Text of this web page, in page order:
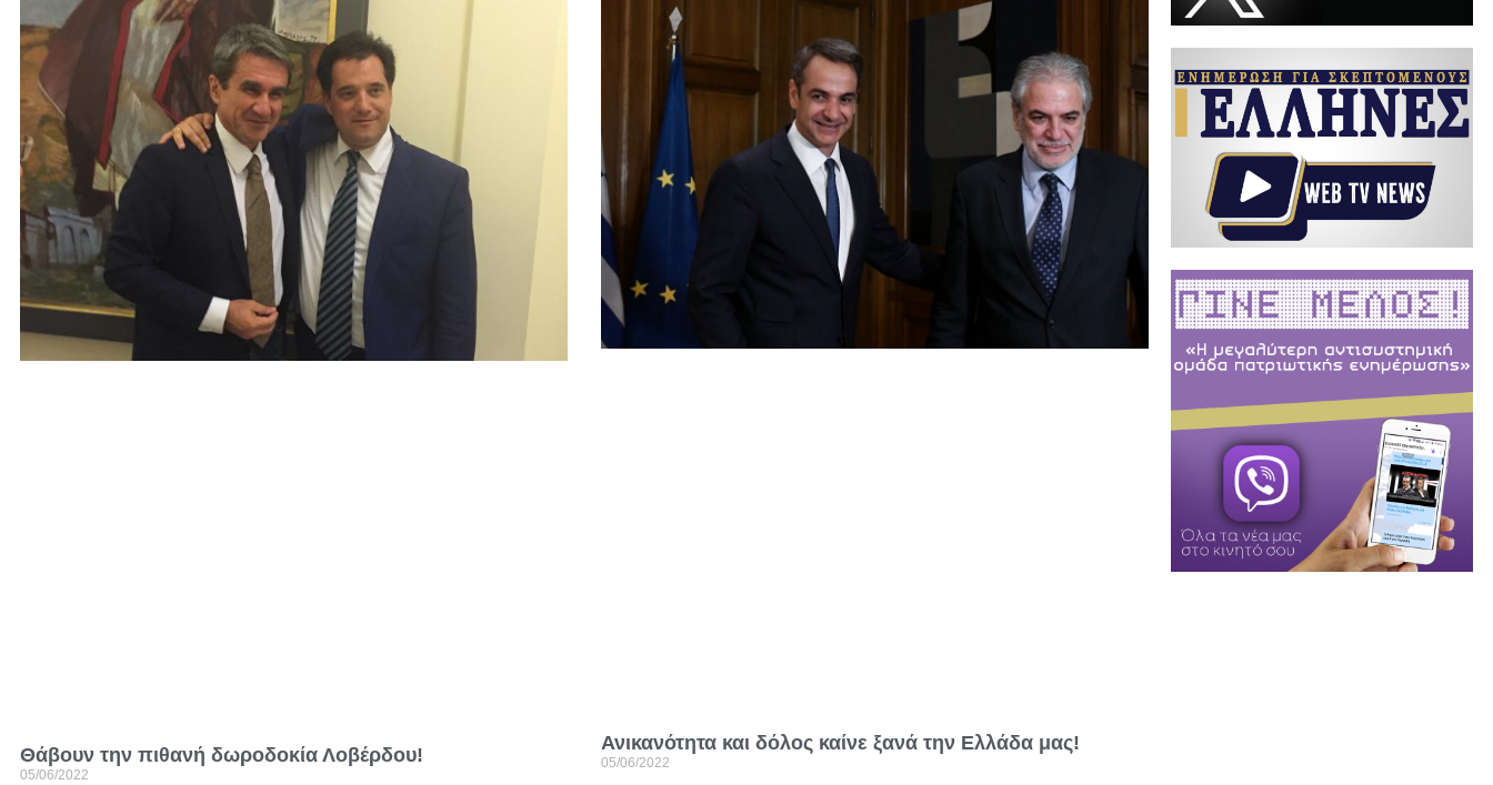
Θάβουν την πιθανή δωροδοκία Λοβέρδου!
05/06/2022
Ανικανότητα και δόλος καίνε ξανά την Ελλάδα μας!
05/06/2022